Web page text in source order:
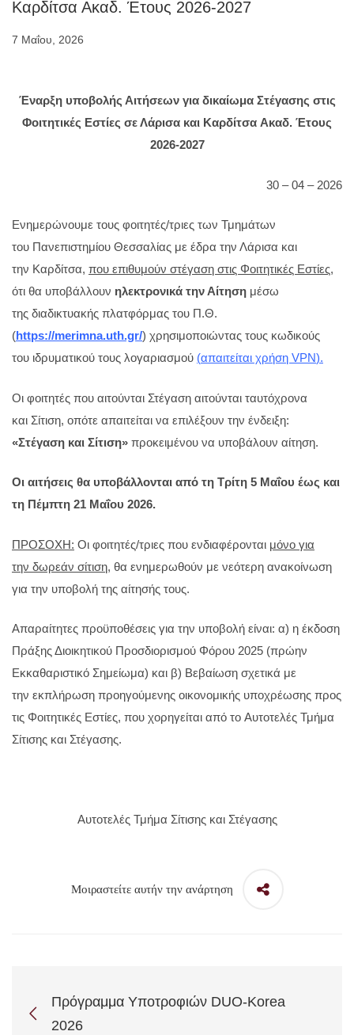
Καρδίτσα Ακαδ. Έτους 2026-2027
7 Μαΐου, 2026
Έναρξη υποβολής Αιτήσεων για δικαίωμα Στέγασης στις
Φοιτητικές Εστίες σε Λάρισα και Καρδίτσα Ακαδ. Έτους
2026-2027
30 – 04 – 2026
Ενημερώνουμε τους φοιτητές/τριες των Τμημάτων
του Πανεπιστημίου Θεσσαλίας με έδρα την Λάρισα και
την Καρδίτσα, που επιθυμούν στέγαση στις Φοιτητικές Εστίες,
ότι θα υποβάλλουν ηλεκτρονικά την Αίτηση μέσω
της διαδικτυακής πλατφόρμας του Π.Θ.
(https://merimna.uth.gr/) χρησιμοποιώντας τους κωδικούς
του ιδρυματικού τους λογαριασμού (απαιτείται χρήση VPN).
Οι φοιτητές που αιτούνται Στέγαση αιτούνται ταυτόχρονα
και Σίτιση, οπότε απαιτείται να επιλέξουν την ένδειξη:
«Στέγαση και Σίτιση» προκειμένου να υποβάλουν αίτηση.
Οι αιτήσεις θα υποβάλλονται από τη Τρίτη 5 Μαΐου έως και
τη Πέμπτη 21 Μαΐου 2026.
ΠΡΟΣΟΧΗ: Οι φοιτητές/τριες που ενδιαφέρονται μόνο για
την δωρεάν σίτιση, θα ενημερωθούν με νεότερη ανακοίνωση
για την υποβολή της αίτησής τους.
Απαραίτητες προϋποθέσεις για την υποβολή είναι: α) η έκδοση
Πράξης Διοικητικού Προσδιορισμού Φόρου 2025 (πρώην
Εκκαθαριστικό Σημείωμα) και β) Βεβαίωση σχετικά με
την εκπλήρωση προηγούμενης οικονομικής υποχρέωσης προς
τις Φοιτητικές Εστίες, που χορηγείται από το Αυτοτελές Τμήμα
Σίτισης και Στέγασης.
Αυτοτελές Τμήμα Σίτισης και Στέγασης
Μοιραστείτε αυτήν την ανάρτηση
Πρόγραμμα Yποτροφιών DUO-Korea
2026